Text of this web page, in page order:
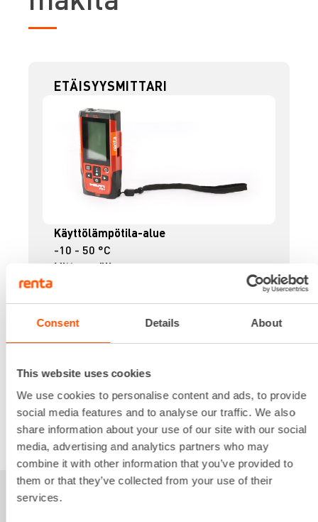
Consent Details About
This website uses cookies
We use cookies to personalise content and ads, to provide
social media features and to analyse our traffic. We also
share information about your use of our site with our social
media, advertising and analytics partners who may
combine it with other information that you’ve provided to
them or that they’ve collected from your use of their
services.
ETÄISYYSMITTARI
Käyttölämpötila-alue
-10 - 50 °C
Mittausväli
Tarkkuus
±1 mm
Kuukausi
Alv 0 %
VUOKRAA